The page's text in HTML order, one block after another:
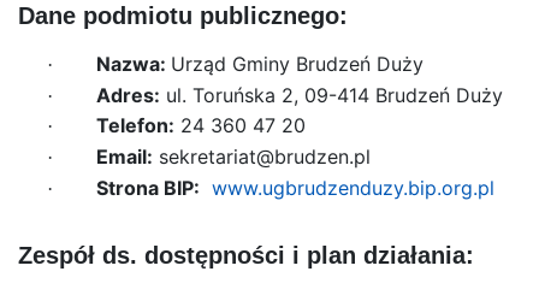
Dane podmiotu publicznego:
· Nazwa: Urząd Gminy Brudzeń Duży
· Adres: ul. Toruńska 2, 09-414 Brudzeń Duży
· Telefon: 24 360 47 20
· Email: sekretariat@brudzen.pl
· Strona BIP: www.ugbrudzenduzy.bip.org.pl
Zespół ds. dostępności i plan działania: